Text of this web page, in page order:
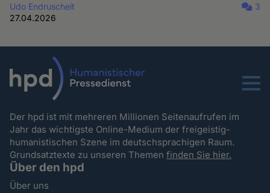
Udo Endruscheit
27.04.2026
3
Menu
Der hpd ist mit mehreren Millionen Seitenaufrufen im
Jahr das wichtigste Online-Medium der freigeistig-
humanistischen Szene im deutschsprachigen Raum.
Grundsatztexte zu unseren Themenfinden Sie hier.
Über den hpd
Über uns